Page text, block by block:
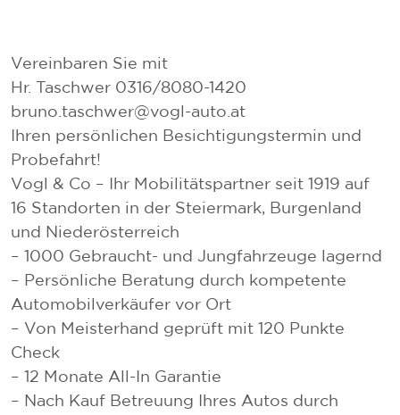
Vereinbaren Sie mit
Hr. Taschwer 0316/8080-1420
bruno.taschwer@vogl-auto.at
Ihren persönlichen Besichtigungstermin und
Probefahrt!
Vogl & Co – Ihr Mobilitätspartner seit 1919 auf
16 Standorten in der Steiermark, Burgenland
und Niederösterreich
– 1000 Gebraucht- und Jungfahrzeuge lagernd
– Persönliche Beratung durch kompetente
Automobilverkäufer vor Ort
– Von Meisterhand geprüft mit 120 Punkte
Check
– 12 Monate All-In Garantie
– Nach Kauf Betreuung Ihres Autos durch